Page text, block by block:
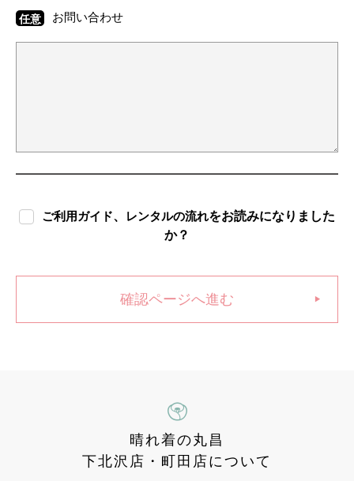
任意 お問い合わせ
ご利用ガイド、 レンタルの流れをお読みになりました
か？
確認ページへ進む
晴れ着の丸昌
下北沢店・町田店について